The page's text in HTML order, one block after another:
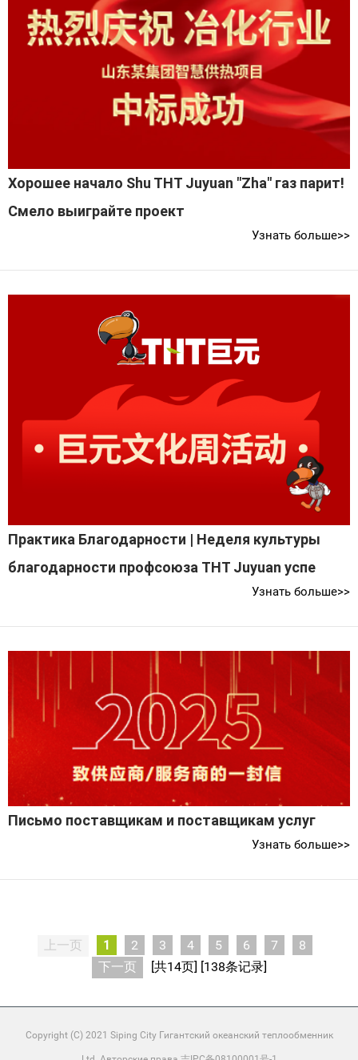
Хорошее начало Shu THT Juyuan "Zha" газ парит!
Смело выиграйте проект
Узнать больше>>
Практика Благодарности | Неделя культуры
благодарности профсоюза THT Juyuan успе
Узнать больше>>
Письмо поставщикам и поставщикам услуг
Узнать больше>>
上一页 1 2 3 4 5 6 7
8
下一页
[共14页] [138条记录]
Copyright (C) 2021 Siping City Гигантский океанский теплообменник